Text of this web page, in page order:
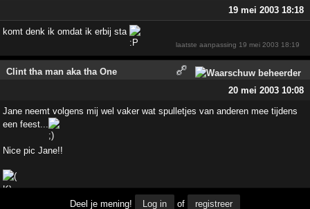
19 mei 2003 18:18
komt denk ik omdat ik erbij sta
laatste aanpassing 19 mei 2003 18:19
Clint tha man aka tha One
20 mei 2003 10:08
Jane neemt volgens mij wel vaker wat spulletjes van anderen mee tijdens
een feest...
Nice pic Jane!!
Deel je mening! Log in of registreer